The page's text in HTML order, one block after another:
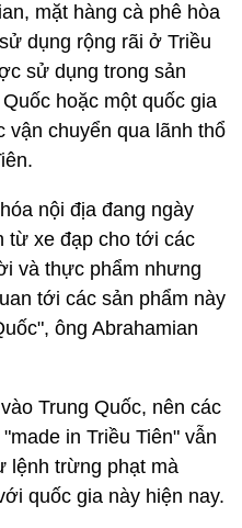
mặt hàng cà phê hòa
dụng rộng rãi ở Triều
sử dụng trong sản
hoặc một quốc gia
chuyển qua lãnh thổ
nội địa đang ngày
từ xe đạp cho tới các
và thực phẩm nhưng
tới các sản phẩm này
ông Abrahamian
Trung Quốc, nên các
in Triều Tiên" vẫn
lệnh trừng phạt mà
quốc gia này hiện nay.